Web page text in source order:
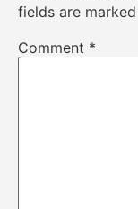
fields are marked
Comment *